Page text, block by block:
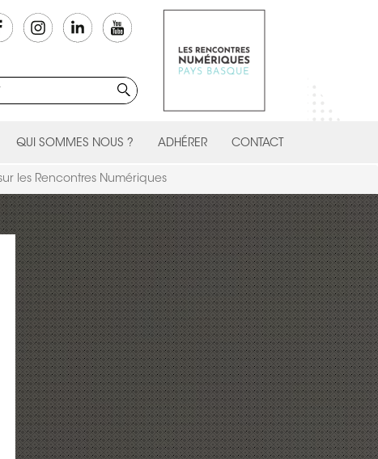
QUI SOMMES NOUS ? ADHÉRER CONTACT
les Rencontres Numériques